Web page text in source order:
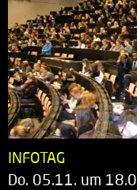
INFOTAG
Do. 05.11. um